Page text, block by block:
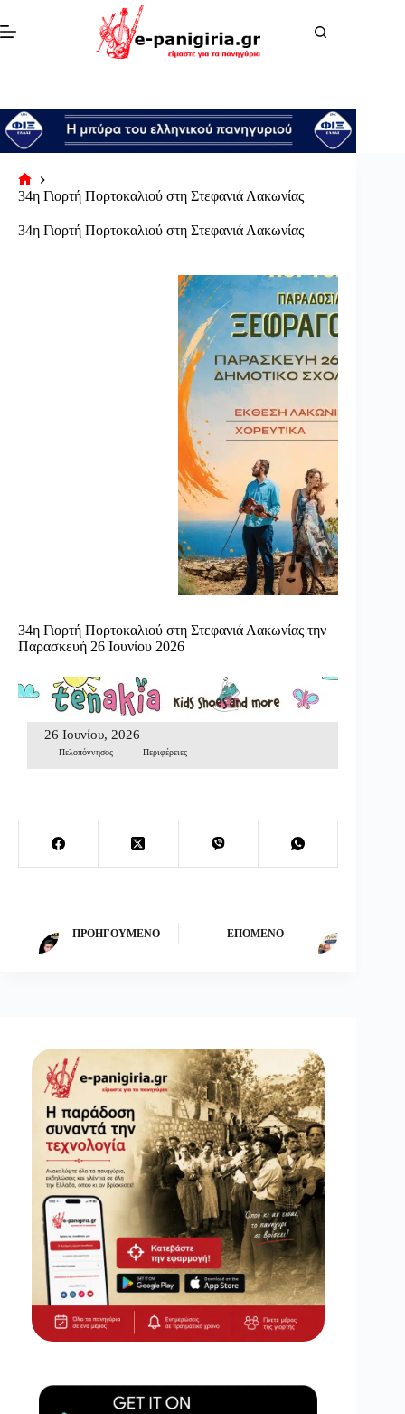
στο
περιεχόμενο
Αρχική
34η Γιορτή Πορτοκαλιού στη Στεφανιά Λακωνίας
34η Γιορτή Πορτοκαλιού στη Στεφανιά Λακωνίας
34η Γιορτή Πορτοκαλιού στη Στεφανιά Λακωνίας την
Παρασκευή 26 Ιουνίου 2026
26 Ιουνίου, 2026
Πελοπόννησος Περιφέρειες
ΠΡΟΗΓΟΎΜΕΝΟ ΕΠΌΜΕΝΟ